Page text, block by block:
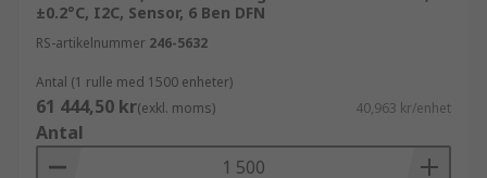
±0.2°C, I2C, Sensor, 6 Ben DFN
RS-artikelnummer 246-5632
Antal (1 rulle med 1500 enheter)
61 444,50 kr(exkl. moms) 40,963 kr/enhet
Antal